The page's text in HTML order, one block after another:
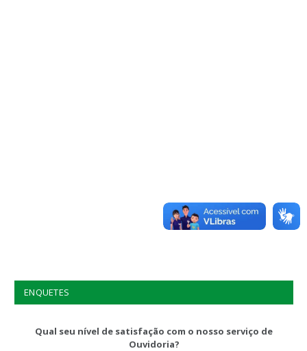
ENQUETES
Qual seu nível de satisfação com o nosso serviço de
Ouvidoria?